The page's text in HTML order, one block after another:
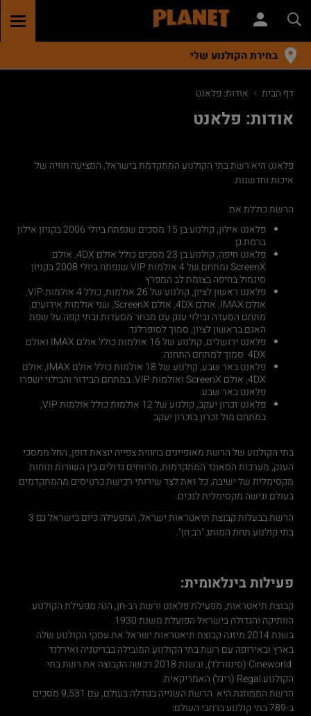
בחירת הקולנוע שלי
דף הבית אודות: פלאנט
אודות: פלאנט
פלאנט היא רשת בתי הקולנוע המתקדמת בישראל, המציעה חוויה של
איכות וחדשנות.
הרשת כוללת את:
פלאנט אילון, קולנוע בן 15 מסכים שנפתח ביולי 2006 בקניון אילון
ברמת גן
פלאנט חיפה, קולנוע בן 23 מסכים כולל אולם 4DX, אולם
ScreenX ומתחם של 4 אולמות VIP שנפתח ביולי 2008 בקניון
סינמול בחיפה בצומת לב המפרץ
פלאנט ראשון לציון, קולנוע של 26 אולמות, כולל 4 אולמות VIP,
אולם IMAX, אולם 4DX, אולם ScreenX, שני אולמות אירועים,
מתחם הסעדה ובילוי ענק עם מבחר מסעדות ובתי קפה על שפת
האגם בראשון לציון, סמוך לסופרלנד.
פלאנט ירושלים, קולנוע של 16 אולמות כולל אולם IMAX ואולם
4DX סמוך למתחם התחנה.
פלאנט באר שבע, קולנוע של 18 אולמות כולל אולם IMAX, אולם
4DX, אולם ScreenX ואולמות VIP. במתחם הבידור והבילוי ישפרו
פלאנט באר שבע.
פלאנט זכרון יעקב, קולנוע של 12 אולמות כולל אולמות VIP,
במתחם מול זכרון בזכרון יעקב
בתי הקולנוע של הרשת מאופיינים בחווית צפייה יוצאת דופן, החל ממסכי
הענק, מערכות הסאונד המתקדמות, מרווחים גדולים בין השורות ונוחות
מקסימלית של ישיבה, כל זאת לצד שירותי רכישת כרטיסים מהמתקדמים
בעולם וגישה מקסימלית לנכים.
הרשת בבעלות קבוצת תיאטראות ישראל, המפעילה כיום בישראל גם 3
בתי קולנוע תחת המותג "רב חן".
פעילות בינלאומית:
קבוצת תיאטראות, מפעילת פלאנט ורשת רב-חן, הנה מפעילת הקולנוע
הוותיקה והגדולה בישראל הפועלת משנת 1930.
בשנת 2014 מיזגה קבוצת תיאטראות ישראל את עסקי הקולנוע שלה
בארץ ובאירופה עם רשת בתי הקולנוע המובילה בבריטניה ואירלנד
Cineworld (סינוורלד), ובשנת 2018 רכשה הקבוצה את רשת בתי
הקולנוע Regal (ריגל) האמריקאית.
הרשת הממוזגת היא הרשת השנייה בגודלה בעולם, עם 9,531 מסכים
ב-789 בתי קולנוע ברחבי העולם: